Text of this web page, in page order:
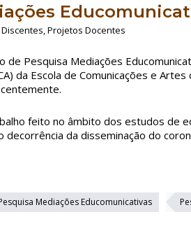
,Projetos Docentes
Pesquisa Mediações
da Escola de Comunicações e Artes
feito no âmbito dos estudos de
da disseminação do
Mediações Educomunicativas